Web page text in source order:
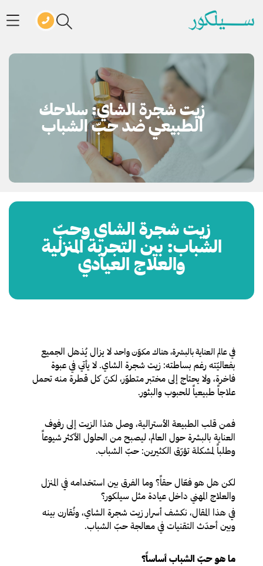
زيت شجرة الشاي: سلاحك
الطبيعي ضد حبّ الشباب
زيت شجرة الشاي وحبّ
الشباب: بين التجربة المنزلية
والعلاج العيادي
في عالم العناية بالبشرة، هناك مكوّن واحدلا يزال يُذهل الجميع
بفعاليّته رغم بساطته: زيت شجرة الشاي. لا يأتي في عبوة
فاخرة، ولا يحتاج إلى مختبر متطوّر، لكنّ كل قطرة منه تحمل
علاجاً طبيعياً للحبوب والبثور.
فمن قلب الطبيعة الأسترالية، وصل هذا الزيت إلى رفوف
العناية بالبشرة حول العالم، ليصبح من الحلول الأكثر شيوعاً
وطلباً لمشكلة تؤرّق الكثيرين: حبّ الشباب.
لكن هل هو فعّال حقاً؟ وما الفرق بين استخدامه في المنزل
والعلاج المهني داخل عيادة مثل سيلكور؟
في هذا المقال، نكشف أسرار زيت شجرة الشاي، ونُقارن بينه
وبين أحدَث التقنيات في معالجة حبّ الشباب.
ما هو حبّ الشباب أساساً؟